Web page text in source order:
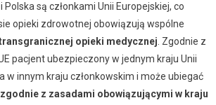
Polska są członkami Unii Europejskiej, co
opieki zdrowotnej obowiązują wspólne
opieki medycznej . Zgodnie z
pacjent ubezpieczony w jednym kraju Unii
w innym kraju członkowskim i może ubiegać
z zasadami obowiązującymi w kraju